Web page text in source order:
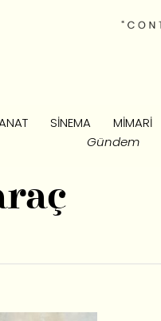
SINEMA MIMARI
Gündem